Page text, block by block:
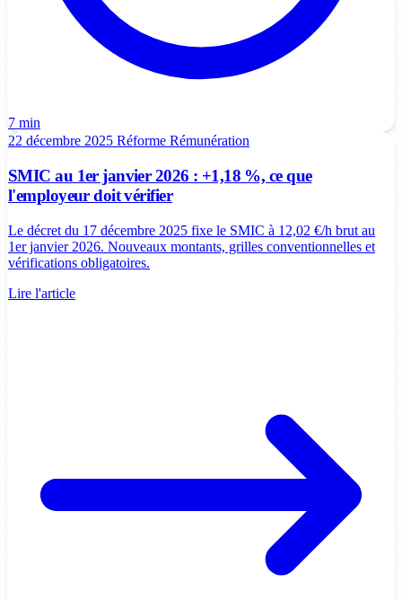
7 min
22 décembre 2025 Réforme Rémunération
SMIC au 1er janvier 2026 : +1,18 %, ce que
l'employeur doit vérifier
Le décret du 17 décembre 2025 fixe le SMIC à 12,02 €/h brut au
1er janvier 2026. Nouveaux montants, grilles conventionnelles et
vérifications obligatoires.
Lire l'article